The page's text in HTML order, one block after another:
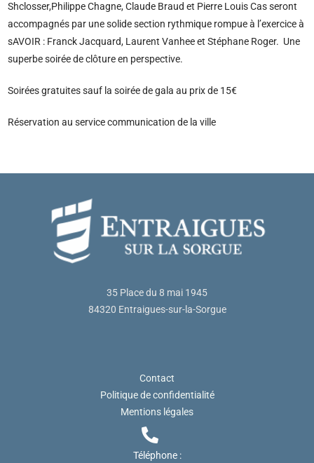
Shclosser,Philippe Chagne, Claude Braud et Pierre Louis Cas seront
accompagnés par une solide section rythmique rompue à l’exercice à
sAVOIR : Franck Jacquard, Laurent Vanhee et Stéphane Roger. Une
superbe soirée de clôture en perspective.
Soirées gratuites sauf la soirée de gala au prix de 15€
Réservation au service communication de la ville
35 Place du 8 mai 1945
84320 Entraigues-sur-la-Sorgue
Contact
Politique de confidentialité
Mentions légales
Téléphone :